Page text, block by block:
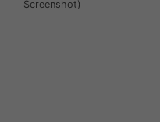
Screenshot)